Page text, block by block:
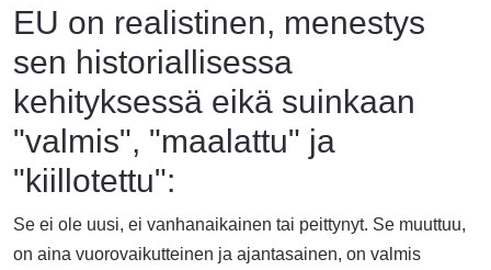
EU on realistinen, menestys
sen historiallisessa
kehityksessä eikä suinkaan
"valmis", "maalattu" ja
"kiillotettu":
Se ei ole uusi, ei vanhanaikainen tai peittynyt. Se muuttuu,
on aina vuorovaikutteinen ja ajantasainen, on valmis